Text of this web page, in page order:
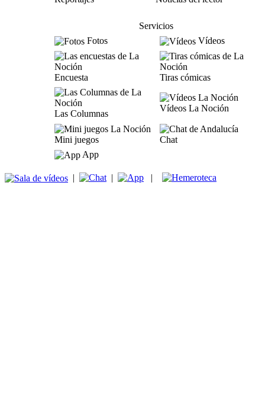
Servicios
Fotos
Vídeos
Encuesta Tiras cómicas
Las Columnas
Vídeos La Noción
Mini juegos
Chat
App
| | |